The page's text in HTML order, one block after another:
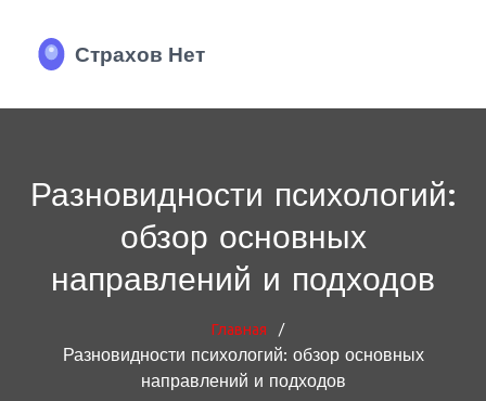
Разновидности психологий:
обзор основных
направлений и подходов
Главная
/
Разновидности психологий: обзор основных
направлений и подходов